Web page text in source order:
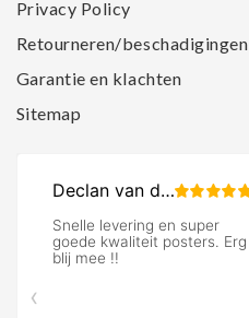
Privacy Policy
Retourneren/beschadigingen
Garantie en klachten
Sitemap